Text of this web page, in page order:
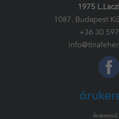
1975
1087. Budapest
+36 30